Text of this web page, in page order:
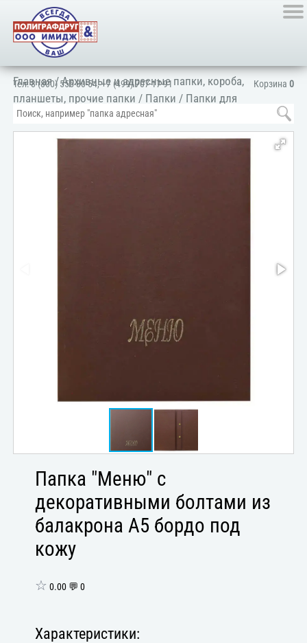
Корзина 0
Тел:8 (800) 555-80-54,+7 (499) 707-17-91
Главная/Архивные и адресные папки, короба,
планшеты, прочие папки / Папки / Папки для
ресторанов/
Папка "Меню" с
декоративными болтами из
балакрона А5 бордо под
кожу
☆ 0.00 💬 0
Характеристики: